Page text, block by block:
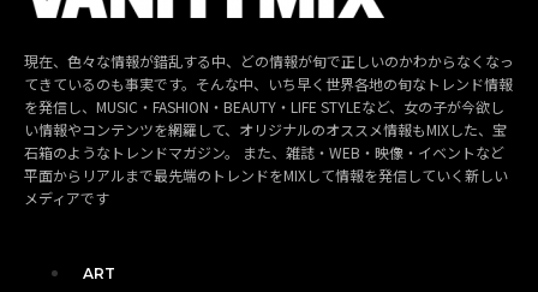
現在、色々な情報が錯乱する中、どの情報が旬で正しいのかわからなくなっ
てきているのも事実です。そんな中、いち早く世界各地の旬なトレンド情報
を発信し、MUSIC・FASHION・BEAUTY・LIFE STYLEなど、女の子が今欲し
い情報やコンテンツを網羅して、オリジナルのオススメ情報もMIXした、宝
石箱のようなトレンドマガジン。 また、雑誌・WEB・映像・イベントなど
平面からリアルまで最先端のトレンドをMIXして情報を発信していく新しい
メディアです
ART